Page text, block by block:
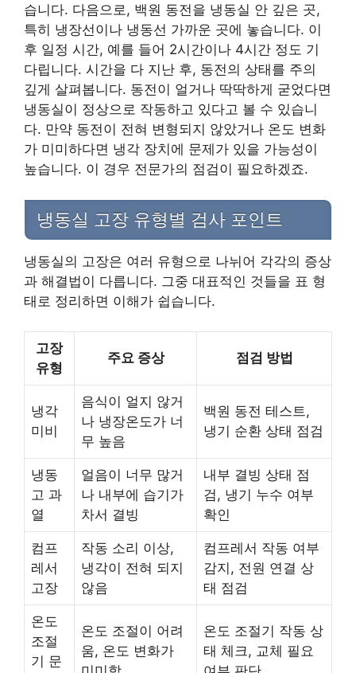
습니다. 다음으로, 백원 동전을 냉동실 안 깊은 곳,
특히 냉장선이나 냉동선 가까운 곳에 놓습니다. 이
후 일정 시간, 예를 들어 2시간이나 4시간 정도 기
다립니다. 시간을 다 지난 후, 동전의 상태를 주의
깊게 살펴봅니다. 동전이 얼거나 딱딱하게 굳었다면
냉동실이 정상으로 작동하고 있다고 볼 수 있습니
다. 만약 동전이 전혀 변형되지 않았거나 온도 변화
가 미미하다면 냉각 장치에 문제가 있을 가능성이
높습니다. 이 경우 전문가의 점검이 필요하겠죠.
냉동실 고장 유형별 검사 포인트
냉동실의 고장은 여러 유형으로 나뉘어 각각의 증상
과 해결법이 다릅니다. 그중 대표적인 것들을 표 형
태로 정리하면 이해가 쉽습니다.
고장
유형
주요 증상 점검 방법
냉각
미비
음식이 얼지 않거
나 냉장온도가 너
무 높음
백원 동전 테스트,
냉기 순환 상태 점검
냉동
고 과
열
얼음이 너무 많거
나 내부에 습기가
차서 결빙
내부 결빙 상태 점
검, 냉기 누수 여부
확인
컴프
레서
고장
작동 소리 이상,
냉각이 전혀 되지
않음
컴프레서 작동 여부
감지, 전원 연결 상
태 점검
온도
조절
기 문
온도 조절이 어려
움, 온도 변화가
온도 조절기 작동 상
태 체크, 교체 필요